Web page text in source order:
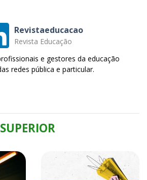
Revistaeducacao
Revista Educação
e gestores da educação
redes pública e particular.